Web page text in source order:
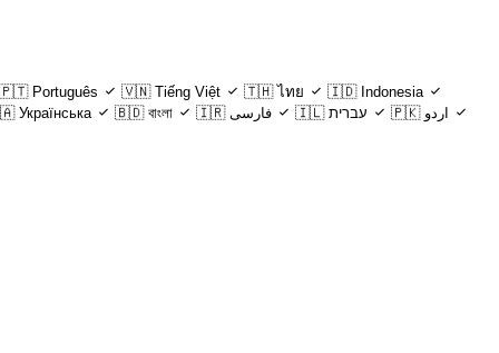
🇵🇹 Português 🇻🇳 Tiếng Việt 🇹🇭 ไทย 🇮🇩 Indonesia
Українська 🇧🇩 বাংলা 🇮🇷 فارسی 🇮🇱 עברית 🇵🇰 اردو